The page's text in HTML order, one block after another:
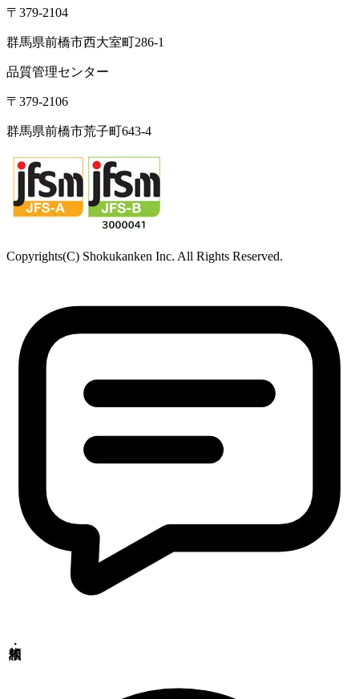
〒379-2104
群馬県前橋市西大室町286-1
品質管理センター
〒379-2106
群馬県前橋市荒子町643-4
Copyrights(C) Shokukanken Inc. All Rights Reserved.